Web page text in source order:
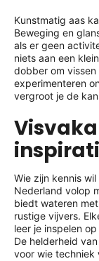
Kunstmatig aas
Beweging en
als er geen
niets aan een
dobber om
experimenteren
vergroot je de
Wie zijn kennis
Nederland volop
biedt wateren
rustige vijvers.
leer je inspelen
De helderheid
voor wie techniek